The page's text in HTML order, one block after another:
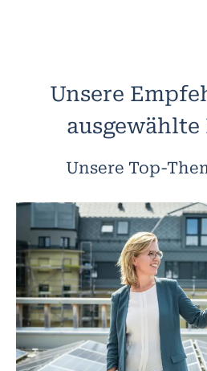
Unsere
ausgewählte
Unsere Top-